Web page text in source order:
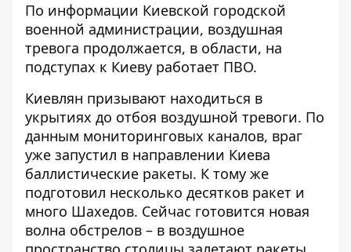
По информации Киевской городской
военной администрации, воздушная
тревога продолжается, в области, на
подступах к Киеву работает ПВО.
Киевлян призывают находиться в
укрытиях до отбоя воздушной тревоги. По
данным мониторинговых каналов, враг
уже запустил в направлении Киева
баллистические ракеты. К тому же
подготовил несколько десятков ракет и
много Шахедов. Сейчас готовится новая
волна обстрелов – в воздушное